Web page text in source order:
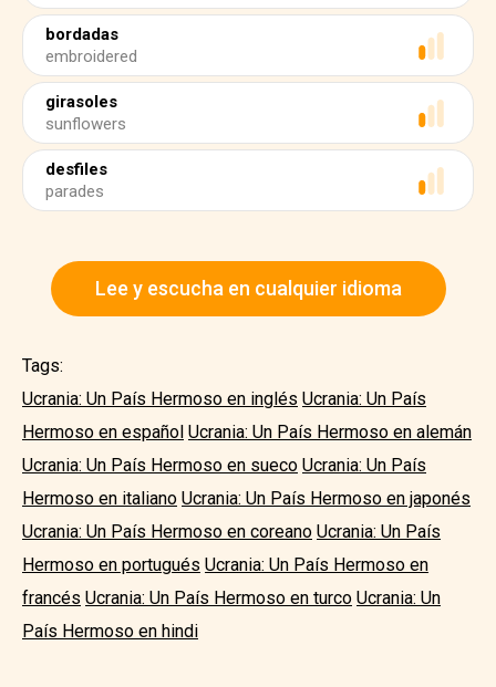
bordadas
embroidered
girasoles
sunflowers
desfiles
parades
Lee y escucha en cualquier idioma
Tags:
Ucrania: Un País Hermoso en inglés Ucrania: Un País
Hermoso en español Ucrania: Un País Hermoso en alemán
Ucrania: Un País Hermoso en sueco Ucrania: Un País
Hermoso en italiano Ucrania: Un País Hermoso en japonés
Ucrania: Un País Hermoso en coreano Ucrania: Un País
Hermoso en portugués Ucrania: Un País Hermoso en
francés Ucrania: Un País Hermoso en turco Ucrania: Un
País Hermoso en hindi